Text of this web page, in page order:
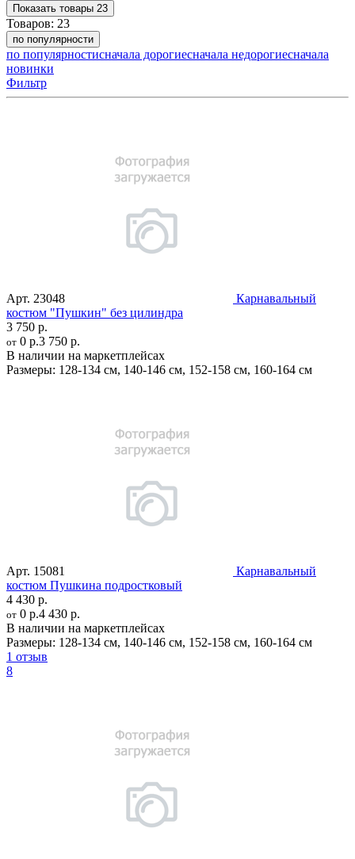
Показать товары 23
Товаров: 23
по популярности
по популярностисначала дорогиесначала недорогиесначала
новинки
Фильтр
Арт. 23048
Карнавальный
костюм "Пушкин" без цилиндра
3 750 р.
от 0 р.3 750 р.
В наличии на маркетплейсах
Размеры: 128-134 см, 140-146 см, 152-158 см, 160-164 см
Арт. 15081
Карнавальный
костюм Пушкина подростковый
4 430 р.
от 0 р.4 430 р.
В наличии на маркетплейсах
Размеры: 128-134 см, 140-146 см, 152-158 см, 160-164 см
1 отзыв
8